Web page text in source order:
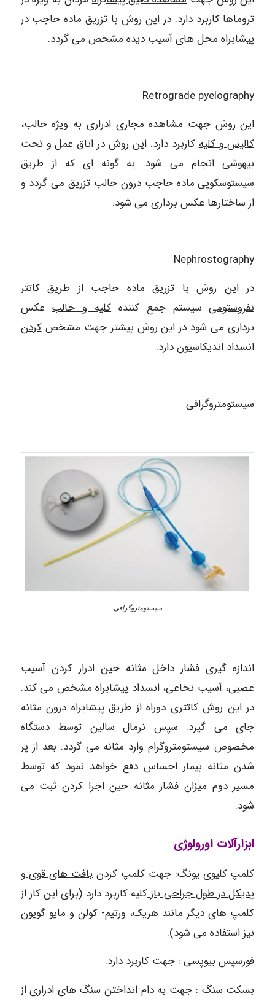
تروماها کاربرد دارد. در این روش با تزریق ماده حاجب در
پیشابراه محل های آسیب دیده مشخص می گردد.
Retrograde pyelography
این روش جهت مشاهده مجاری ادراری به ویژهحالب،
کالیس و کلیهکاربرد دارد. این روش در اتاق عمل و تحت
بیهوشی انجام می شود. به گونه ای که از طریق
سیستوسکوپی ماده حاجب درون حالب تزریق می گردد و
از ساختارها عکس برداری می شود.
Nephrostography
در این روش با تزریق ماده حاجب از طریقکاتتر
نفروستومیسیستم جمع کننده کلیه و حالبعکس
برداری می شود در این روش بیشتر جهت مشخصکردن
انسداداندیکاسیون دارد.
سیستومتروگرافی
سیستومتروگرافی
اندازه گیری فشار داخل مثانه حین ادرار کردنآسیب
عصبی، آسیب نخاعی، انسداد پیشابراه مشخص می کند.
در این روش کاتتری دوراه از طریق پیشابراه درون مثانه
جای می گیرد. سپس نرمال سالین توسط دستگاه
مخصوص سیستومتروگرام وارد مثانه می گردد. بعد از پر
شدن مثانه بیمار احساس دفع خواهد نمود که توسط
مسیر دوم میزان فشار مثانه حین اجرا کردن ثبت می
شود.
ابزارآلات اورولوژی
کلمپ کلیوی یونگ: جهت کلمپ کردنبافت های قوی و
پدیکل در طول جراحی بازکلیه کاربرد دارد (برای این کار از
کلمپ های دیگر مانند هریک، ورتیم- کولن و مایو گویون
نیز استفاده می شود).
فورسپس بیوپسی : جهت کاربرد دارد.
بسکت سنگ : جهت به دام انداختن سنگ های ادراری از